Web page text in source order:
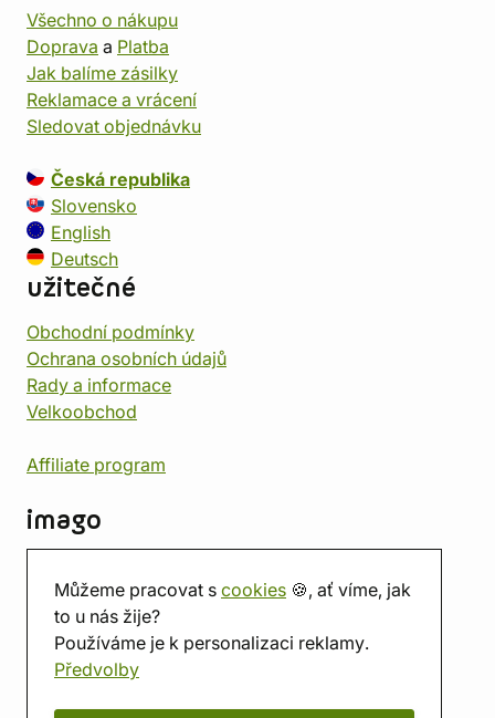
Můžeme pracovat s cookies 🍪, ať víme, jak
to u nás žije?
Používáme je k personalizaci reklamy.
Předvolby
Všechno o nákupu
Doprava a Platba
Jak balíme zásilky
Reklamace a vrácení
Sledovat objednávku
Česká republika
Slovensko
English
Deutsch
užitečné
Obchodní podmínky
Ochrana osobních údajů
Rady a informace
Velkoobchod
Affiliate program
imago
Prodejna
Herna
O nás
Hodnocení obchodu